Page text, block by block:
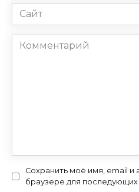
Сайт
Комментарий
Сохранить моё имя, email и
браузере для